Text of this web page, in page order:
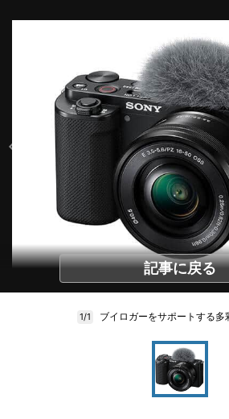
記事に戻る
1/1 ブイロガーをサポートする多